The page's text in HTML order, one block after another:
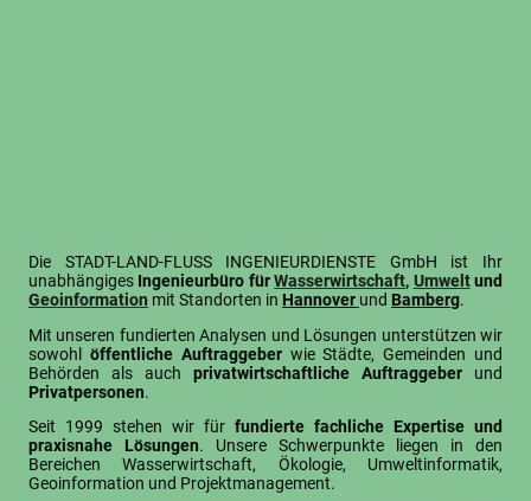
Die STADT-LAND-FLUSS INGENIEURDIENSTE GmbH ist Ihr
unabhängiges Ingenieurbüro fürWasserwirtschaft, Umweltund
Geoinformation mit Standorten in Hannover und Bamberg.
Mit unseren fundierten Analysen und Lösungen unterstützen wir
sowohl öffentliche Auftraggeberwie Städte, Gemeinden und
Behörden als auch privatwirtschaftliche Auftraggeber und
Privatpersonen.
Seit 1999 stehen wir für fundierte fachliche Expertise und
praxisnahe Lösungen. Unsere Schwerpunkte liegen in den
Bereichen Wasserwirtschaft, Ökologie, Umweltinformatik,
Geoinformation und Projektmanagement.